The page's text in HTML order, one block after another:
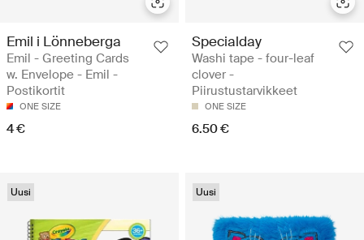
Emil i Lönneberga
Emil - Greeting Cards
w. Envelope - Emil -
Postikortit
ONE SIZE
4 €
Specialday
Washi tape - four-leaf
clover -
Piirustustarvikkeet
ONE SIZE
6.50 €
Uusi Uusi